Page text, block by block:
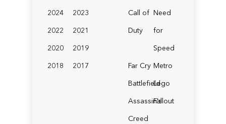
2024
2023
2022
2021
2020
2019
2018
2017
Call of
Duty
Need
for
Speed
Far Cry Metro
BattlefieldLego
Assassin's
Creed
Fallout